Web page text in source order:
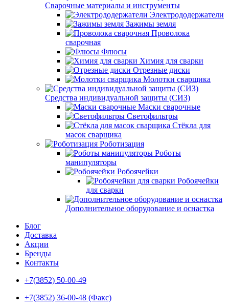
Сварочные материалы и инструменты
Электрододержатели
Зажимы земля
Проволока
сварочная
Флюсы
Химия для сварки
Отрезные диски
Молотки сварщика
Средства индивидуальной защиты (СИЗ)
Маски сварочные
Светофильтры
Стёкла для
масок сварщика
Роботизация
Роботы
манипуляторы
Робоячейки
Робоячейки
для сварки
Дополнительное оборудование и оснастка
Блог
Доставка
Акции
Бренды
Контакты
+7(3852) 50-00-49
+7(3852) 36-00-48 (Факс)